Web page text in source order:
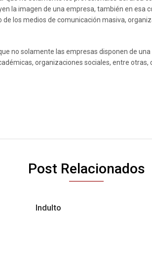
la imagen de una empresa, también en esa
de los medios de comunicación masiva,
no solamente las empresas disponen de
organizaciones sociales, entre otras,
Post Relacionados
Indulto